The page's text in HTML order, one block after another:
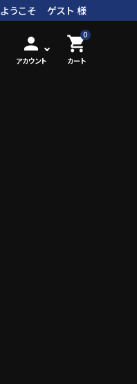
ようこそ ゲスト 様
person
アカウント
0
shopping_cart
カート